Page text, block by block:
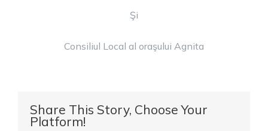
Şi
Consiliul Local al oraşului Agnita
Share This Story, Choose Your
Platform!